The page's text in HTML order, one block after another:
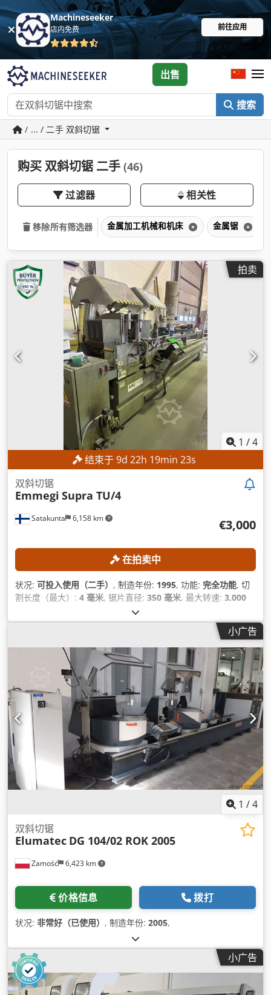
Machineseeker
店内免费 前往应用
搜索
出售
/ ... / 二手 双斜切锯
购买 双斜切锯 二手 (46)
过滤器 相关性
移除所有筛选器 金属加工机械和机床 金属锯
拍卖
1 /4
结束于9d 22h 19min 21s
Satakunta 6,158 km
双斜切锯
Emmegi Supra TU/4
€3,000
在拍卖中
状况: 可投入使用（二手） , 制造年份: 1995, 功能: 完全功能, 切
割长度（最大）: 4 毫米, 锯片直径: 350 毫米, 最大转速: 3,000
4.4 千瓦 (5.98 马力)
小广告
1 /4
Zamość 6,423 km
双斜切锯
Elumatec DG 104/02 ROK 2005
价格信息 拨打
状况: 非常好（已使用） , 制造年份: 2005,
小广告